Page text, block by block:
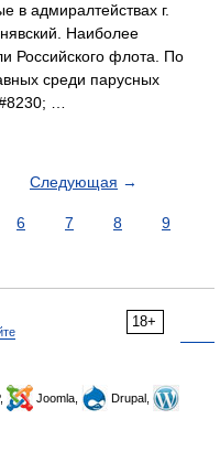
в адмиралтействах г.
Наиболее
Российского флота. По
среди парусных
…
Следующая →
6 7 8
9
18+
Joomla,
Drupal,